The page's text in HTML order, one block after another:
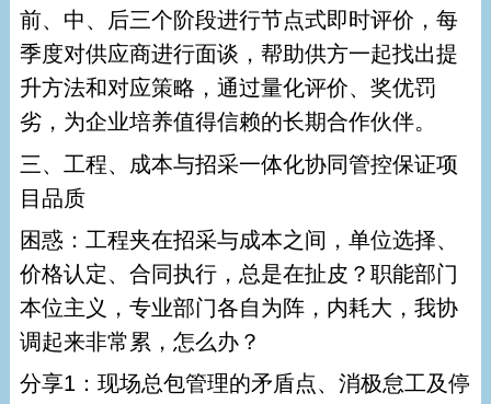
前、中、后三个阶段进行节点式即时评价，每
季度对供应商进行面谈，帮助供方一起找出提
升方法和对应策略，通过量化评价、奖优罚
劣，为企业培养值得信赖的长期合作伙伴。
三、工程、成本与招采一体化协同管控保证项
目品质
困惑：工程夹在招采与成本之间，单位选择、
价格认定、合同执行，总是在扯皮？职能部门
本位主义，专业部门各自为阵，内耗大，我协
调起来非常累，怎么办？
分享1：现场总包管理的矛盾点、消极怠工及停